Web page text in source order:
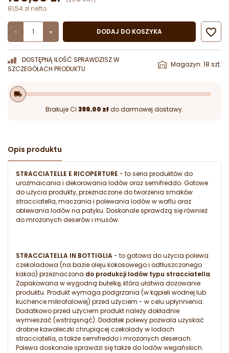
81,54 zł netto
- + DODAJ DO KOSZYKA 
DOSTĘPNĄ ILOŚĆ SPRAWDZISZ W
SZCZEGÓŁACH PRODUKTU
Magazyn: 18 szt.
local_shipping
Brakuje Ci 399.00 złdo darmowej dostawy.
Opis produktu
STRACCIATELLE E RICOPERTURE - to seria produktów do
urozmaicania i dekorowania lodów oraz semifreddo. Gotowe
do użycia produkty, przeznaczone do tworzenia smaków
stracciatella, maczania i polewania lodów w waflu oraz
oblewania lodów na patyku. Doskonale sprawdzą się również
do mrożonych deserów i musów.
STRACCIATELLA IN BOTTIGLIA- to gotowa do użycia polewa
czekoladowa (na bazie oleju kokosowego i odtłuszczonego
kakao) przeznaczona do produkcji lodów typu stracciatella.
Zapakowana w wygodną butelkę, która ułatwia dozowanie
produktu. Produkt wymaga podgrzania (w kąpieli wodnej lub
kuchence mikrofalowej) przed użyciem - w celu upłynnienia.
Dodatkowo przed użyciem produkt należy dokładnie
wymieszać (wstrząsnąć). Dodatek polewy pozwala uzyskać
drobne kawałeczki chrupiącej czekolady w lodach
stracciatella, a także semifreddo i mrożonych deserach.
Polewa doskonale sprawdzi się także do lodów wegańskich.